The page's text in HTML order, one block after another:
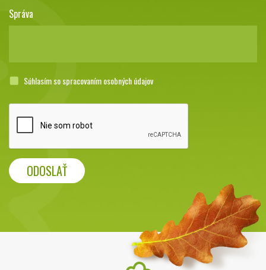
Správa
Súhlasím so spracovaním osobných údajov
ODOSLAŤ